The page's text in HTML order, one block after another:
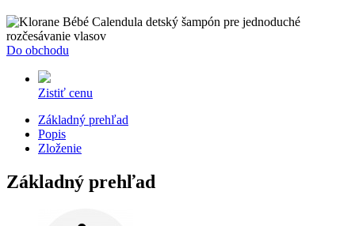
Do obchodu
Zistiť cenu
Základný prehľad
Popis
Zloženie
Základný prehľad